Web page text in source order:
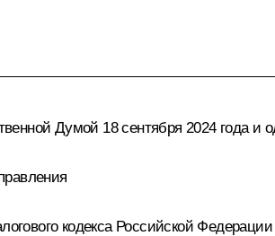
Думой 18 сентября 2024 года и
кодекса Российской